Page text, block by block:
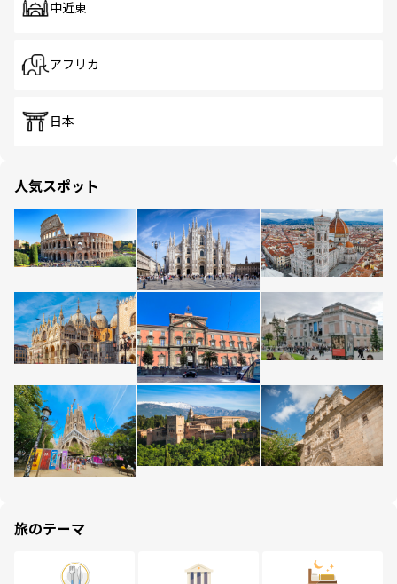
中近東
アフリカ
日本
人気スポット
旅のテーマ